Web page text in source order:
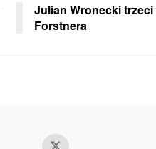
Julian Wronecki trzeci
Forstnera